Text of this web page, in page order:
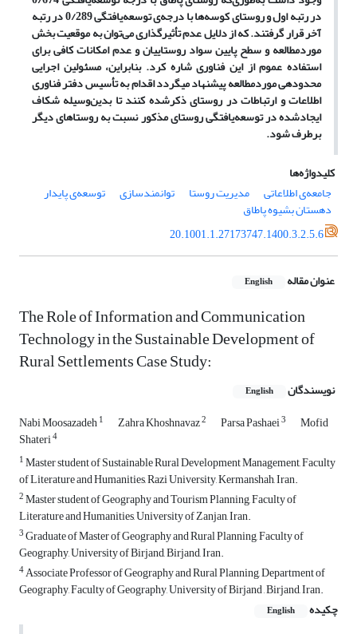
در رتبه اول و روستای کوسه‏‌ها با درجه‌‏ی توسعه‌یافتگی 0/289 در رتبه
آخر قرار گرفتند. که از دلایل عدم تأثیرگذاری می‌توان به موقعیت بخش
موردمطالعه و سطح پایین سواد روستاییان و عدم امکانات کافی برای
استفاده عموم از این فناوری شاره کرد. بنابراین، مسئولین اجرایی
محدوده‏ی موردمطالعه پیشنهاد می‏گردد اقدام به تأسیس دفتر فناوری
اطلاعات و ارتباطات در روستای ذکرشده کنند تا بدین‌وسیله شکاف
ایجادشده در توسعه‌یافتگی روستای مذکور نسبت به روستاهای دیگر
برطرف شود.
کلیدواژه‌ها
جامعه‏‌ی اطلاعاتی
مدیریت روستا توانمندسازی توسعه‌‏ی پایدار
دهستان بشیوه پاطاق
20.1001.1.27173747.1400.3.2.5.6
عنوان مقاله English
The Role of Information and Communication
Technology in the Sustainable Development of
Rural Settlements Case Study:
نویسندگان English
Nabi Moosazadeh1 Zahra Khoshnavaz2 Parsa Pashaei3 Mofid
Shateri4
1Master student of Sustainable Rural Development Management, Faculty
of Literature and Humanities, Razi University, Kermanshah, Iran.
2Master student of Geography and Tourism Planning, Faculty of
Literature and Humanities, University of Zanjan, Iran.
3Graduate of Master of Geography and Rural Planning, Faculty of
Geography, University of Birjand, Birjand, Iran.
4Associate Professor of Geography and Rural Planning, Department of
Geography, Faculty of Geography, University of Birjand , Birjand, Iran.
چکیده
English